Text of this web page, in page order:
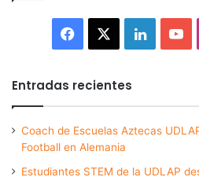
Facebook LinkedIn
Entradas recientes
Coach de Escuelas Aztecas
Football en Alemania
Estudiantes STEM de la UDLAP